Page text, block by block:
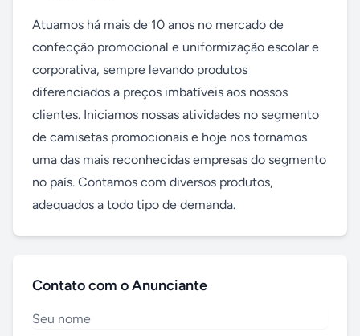
Atuamos há mais de 10 anos no mercado de
confecção promocional e uniformização escolar e
corporativa, sempre levando produtos
diferenciados a preços imbatíveis aos nossos
clientes. Iniciamos nossas atividades no segmento
de camisetas promocionais e hoje nos tornamos
uma das mais reconhecidas empresas do segmento
no país. Contamos com diversos produtos,
adequados a todo tipo de demanda.
Contato com o Anunciante